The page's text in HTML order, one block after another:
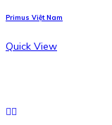
Primus Việt Nam
Quick View